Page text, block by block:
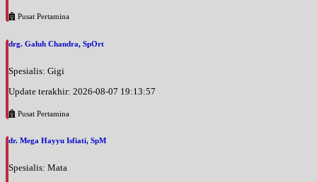
Pusat Pertamina
drg. Galuh Chandra, SpOrt
Spesialis: Gigi
Update terakhir: 2026-08-07 19:13:57
Pusat Pertamina
dr. Mega Hayyu Isfiati, SpM
Spesialis: Mata